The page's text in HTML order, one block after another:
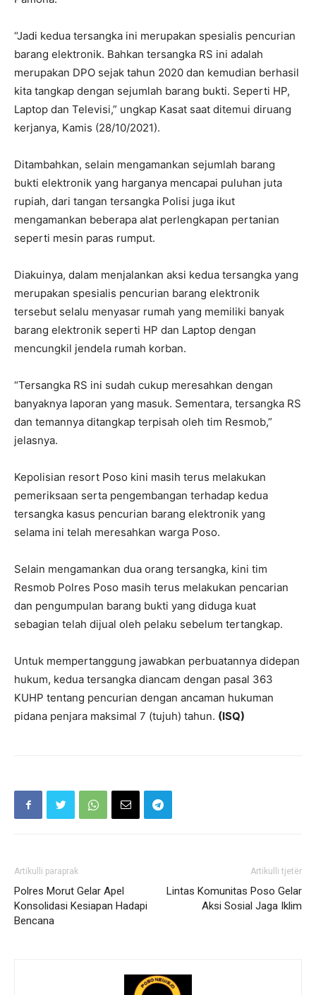
“Jadi kedua tersangka ini merupakan spesialis pencurian
barang elektronik. Bahkan tersangka RS ini adalah
merupakan DPO sejak tahun 2020 dan kemudian berhasil
kita tangkap dengan sejumlah barang bukti. Seperti HP,
Laptop dan Televisi,” ungkap Kasat saat ditemui diruang
kerjanya, Kamis (28/10/2021).
Ditambahkan, selain mengamankan sejumlah barang
bukti elektronik yang harganya mencapai puluhan juta
rupiah, dari tangan tersangka Polisi juga ikut
mengamankan beberapa alat perlengkapan pertanian
seperti mesin paras rumput.
Diakuinya, dalam menjalankan aksi kedua tersangka yang
merupakan spesialis pencurian barang elektronik
tersebut selalu menyasar rumah yang memiliki banyak
barang elektronik seperti HP dan Laptop dengan
mencungkil jendela rumah korban.
“Tersangka RS ini sudah cukup meresahkan dengan
banyaknya laporan yang masuk. Sementara, tersangka RS
dan temannya ditangkap terpisah oleh tim Resmob,”
jelasnya.
Kepolisian resort Poso kini masih terus melakukan
pemeriksaan serta pengembangan terhadap kedua
tersangka kasus pencurian barang elektronik yang
selama ini telah meresahkan warga Poso.
Selain mengamankan dua orang tersangka, kini tim
Resmob Polres Poso masih terus melakukan pencarian
dan pengumpulan barang bukti yang diduga kuat
sebagian telah dijual oleh pelaku sebelum tertangkap.
Untuk mempertanggung jawabkan perbuatannya didepan
hukum, kedua tersangka diancam dengan pasal 363
KUHP tentang pencurian dengan ancaman hukuman
pidana penjara maksimal 7 (tujuh) tahun. (ISQ)
Artikulli paraprak
Polres Morut Gelar Apel
Konsolidasi Kesiapan Hadapi
Bencana
Artikulli tjetër
Lintas Komunitas Poso Gelar
Aksi Sosial Jaga Iklim